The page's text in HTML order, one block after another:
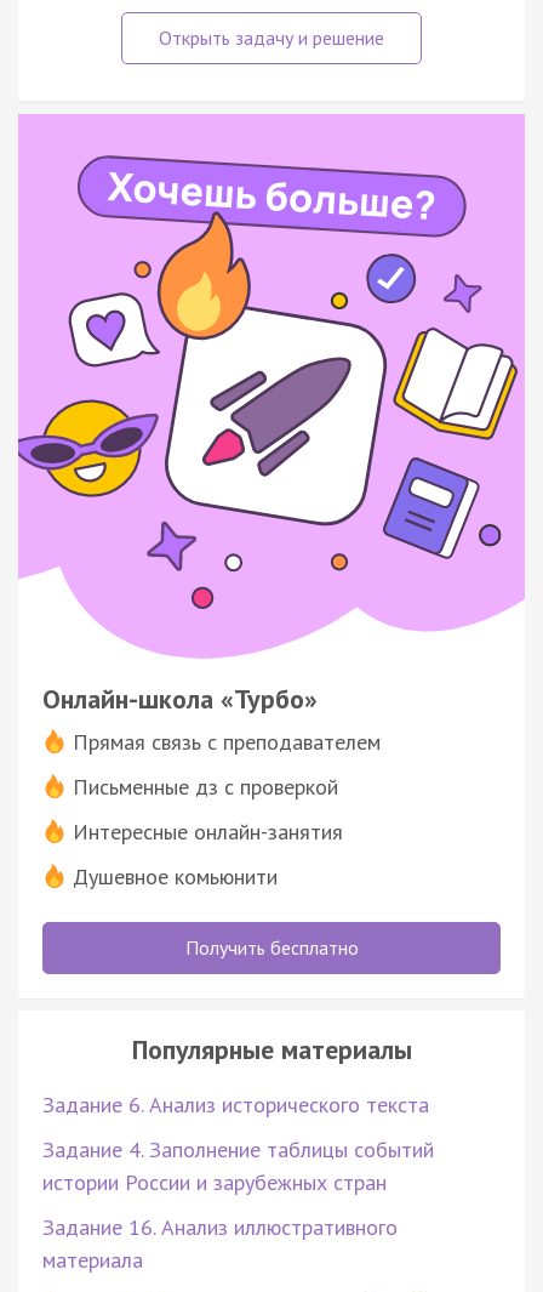
Онлайн-школа «Турбо»
Прямая связь с преподавателем
Письменные дз с проверкой
Интересные онлайн-занятия
Душевное комьюнити
Получить бесплатно
Популярные материалы
Задание 6. Анализ исторического текста
Задание 4. Заполнение таблицы событий
истории России и зарубежных стран
Задание 16. Анализ иллюстративного
материала